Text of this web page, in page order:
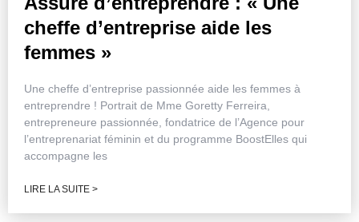
cheffe d’entreprise aide les
femmes »
Une cheffe d’entreprise passionnée aide les femmes à
entreprendre ! Portrait de Mme Goretty Ferreira,
entrepreneure passionnée, fondatrice de l’Agence pour
l’entreprenariat féminin et du programme BoostElles qui
accompagne les
LIRE LA SUITE >